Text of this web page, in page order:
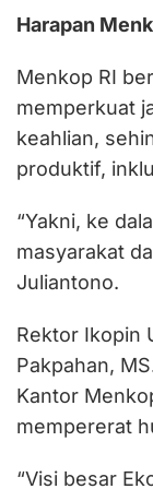
Harapan
Menkop RI
memperkuat
keahlian,
produktif,
“Yakni, ke
masyarakat
Juliantono.
Rektor Ikopin
Pakpahan,
Kantor
mempererat
“Visi besar